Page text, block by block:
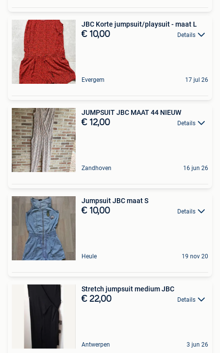
JBC Korte jumpsuit/playsuit - maat L
€ 10,00 Details
Evergem 17 jul 26
JUMPSUIT JBC MAAT 44 NIEUW
€ 12,00 Details
Zandhoven 16 jun 26
Jumpsuit JBC maat S
€ 10,00 Details
Heule 19 nov 20
Stretch jumpsuit medium JBC
€ 22,00 Details
Antwerpen 3 jun 26